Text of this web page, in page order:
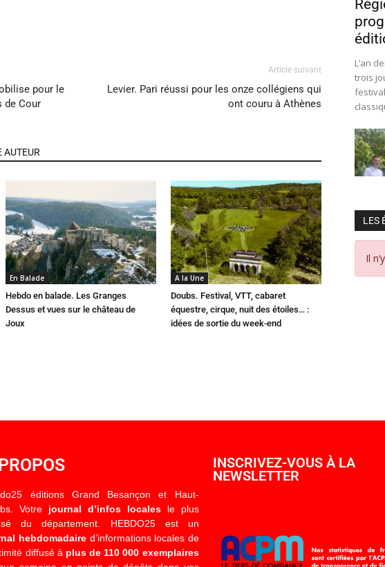
pour le
de Cour
Article suivant
Levier. Pari réussi pour les onze collégiens qui
ont couru à Athènes
AUTEUR
En Balade
Hebdo en balade. Les Granges
Dessus et vues sur le château de
Joux
A la Une
Doubs. Festival, VTT, cabaret
équestre, cirque, nuit des étoiles… :
idées de sortie du week-end
L’an
trois
LES
Il
éditions Grand Besançon et Haut-
Votre journal d’infos localesle plus
du département. HEBDO25 est un
hebdomadaired’informations locales de
diffusé à plus de 110 000 exemplaires
INSCRIVEZ-VOUS À LA
NEWSLETTER